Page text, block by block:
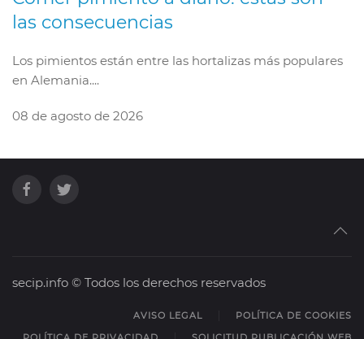
las consecuencias
Los pimientos están entre las hortalizas más populares
en Alemania....
08 de agosto de 2026
secip.info © Todos los derechos reservados
AVISO LEGAL
POLÍTICA DE COOKIES